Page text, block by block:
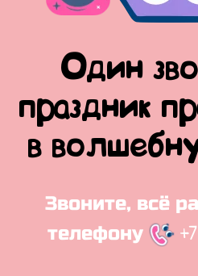
Один
праздник
в
Звоните, всё
телефону